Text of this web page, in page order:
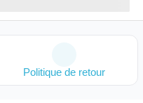
Politique de retour